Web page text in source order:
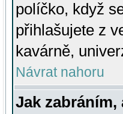
políčko, když
přihlašujete z
kavárně,
Návrat nahoru
Jak zabráním,